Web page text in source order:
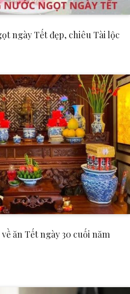
ngày Tết đẹp, chiêu Tài lộc
ăn Tết ngày 30 cuối năm